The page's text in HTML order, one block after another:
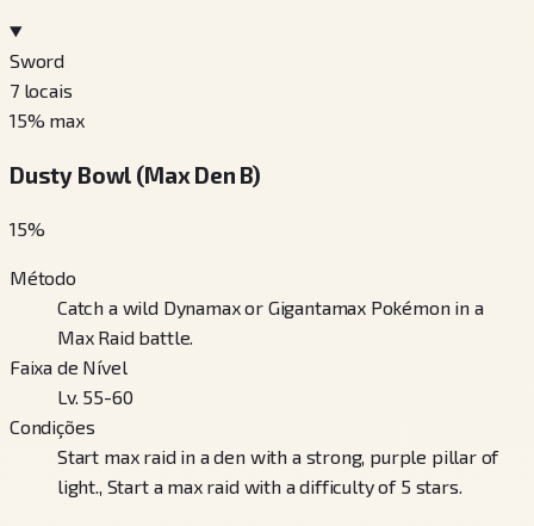
Sword
7 locais
15% max
Dusty Bowl (Max Den B)
15%
Método
Catch a wild Dynamax or Gigantamax Pokémon in a
Max Raid battle.
Faixa de Nível
Lv. 55-60
Condições
Start max raid in a den with a strong, purple pillar of
light., Start a max raid with a difficulty of 5 stars.